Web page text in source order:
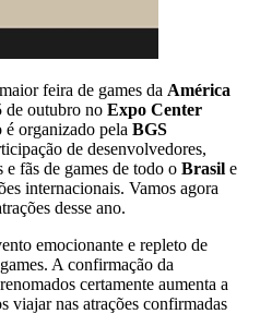
feira de games da América
de outubro no Expo Center
é organizado pela BGS
de desenvolvedores,
e fãs de games de todo o Brasil e
internacionais. Vamos agora
desse ano.
emocionante e repleto de
A confirmação da
certamente aumenta a
viajar nas atrações confirmadas